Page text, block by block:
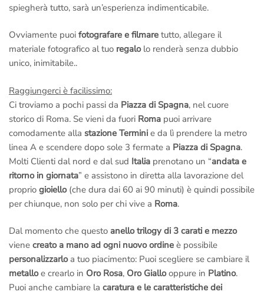
spiegherà tutto, sarà un’esperienza indimenticabile.
Ovviamente puoi fotografare e filmare tutto, allegare il
materiale fotografico al tuo regalolo renderà senza dubbio
unico, inimitabile..
Raggiungerci è facilissimo:
Ci troviamo a pochi passi da Piazza di Spagna, nel cuore
storico di Roma. Se vieni da fuori Roma puoi arrivare
comodamente alla stazione Termini e da lì prendere la metro
linea A e scendere dopo sole 3 fermate a Piazza di Spagna.
Molti Clienti dal nord e dal sud Italia prenotano un “andata e
ritorno in giornata” e assistono in diretta alla lavorazione del
proprio gioiello(che dura dai 60 ai 90 minuti) è quindi possibile
per chiunque, non solo per chi vive a Roma.
Dal momento che questo anello trilogy di 3 carati e mezzo
viene creato a mano ad ogni nuovo ordine è possibile
personalizzarloa tuo piacimento: Puoi scegliere se cambiare il
metalloe crearlo in Oro Rosa, Oro Giallooppure in Platino.
Puoi anche cambiare la caratura e le caratteristiche dei